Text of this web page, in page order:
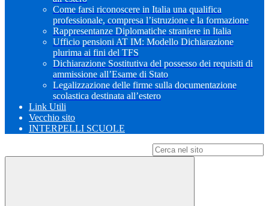
Come farsi riconoscere in Italia una qualifica
professionale, compresa l’istruzione e la formazione
Rappresentanze Diplomatiche straniere in Italia
Ufficio pensioni AT IM: Modello Dichiarazione
plurima ai fini del TFS
Dichiarazione Sostitutiva del possesso dei requisiti di
ammissione all’Esame di Stato
Legalizzazione delle firme sulla documentazione
scolastica destinata all’estero
Link Utili
Vecchio sito
INTERPELLI SCUOLE